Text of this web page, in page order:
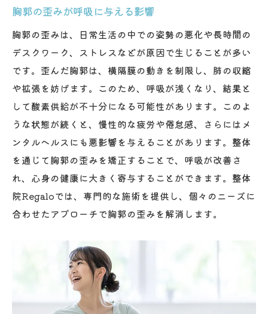
ストレスが胸郭に与える影響とは
日々のストレスを軽減する整体テクニック
ストレス管理に役立つ胸郭のケア方法
胸郭整体でリフレッシュするためのポイン
ト
ストレス社会での健康維持に胸郭整体を活
かす
整体の知識を日常生活で活かすコツ
整体知識を活用した健康的な生活習慣
日々の中で整体のテクニックを自然に取り
家庭で実践できる簡単な整体法
整体知識を仕事やスポーツに応用する方法
整体を通じた自己ケアのすすめ
ライフスタイルに整体を取り入れる提案
胸郭の歪みが呼吸に与える影響
胸郭の歪みは、日常生活の中での姿勢の悪化や長時間の
デスクワーク、ストレスなどが原因で生じることが多い
です。歪んだ胸郭は、横隔膜の動きを制限し、肺の収縮
や拡張を妨げます。このため、呼吸が浅くなり、結果と
して酸素供給が不十分になる可能性があります。このよ
うな状態が続くと、慢性的な疲労や倦怠感、さらにはメ
ンタルヘルスにも悪影響を与えることがあります。整体
を通じて胸郭の歪みを矯正することで、呼吸が改善さ
れ、心身の健康に大きく寄与することができます。整体
院Regaloでは、専門的な施術を提供し、個々のニーズに
合わせたアプローチで胸郭の歪みを解消します。